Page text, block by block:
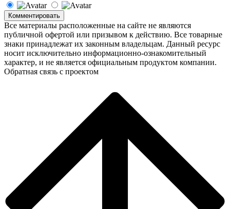
Комментировать
Все материалы расположенные на сайте не являются
публичной офертой или призывом к действию. Все товарные
знаки принадлежат их законным владельцам. Данный ресурс
носит исключительно информационно-ознакомительный
характер, и не является официальным продуктом компании.
Обратная связь с проектом